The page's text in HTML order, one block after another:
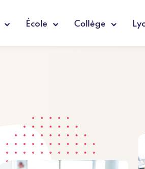
École Collège